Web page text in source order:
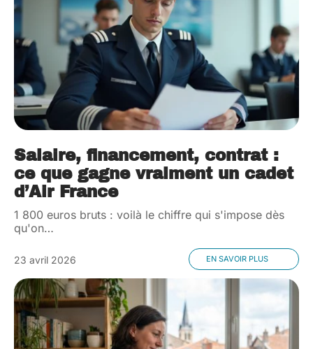
Salaire, financement, contrat :
ce que gagne vraiment un cadet
d’Air France
1 800 euros bruts : voilà le chiffre qui s'impose dès
qu'on…
23 avril 2026 EN SAVOIR PLUS